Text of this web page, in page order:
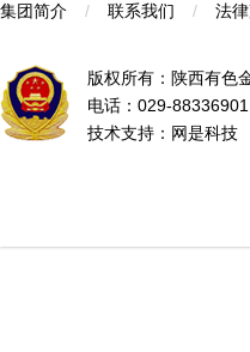
集团简介 / 联系我们 / 法
版权所有：陕西有色
电话：029-88336901
技术支持： 网是科技